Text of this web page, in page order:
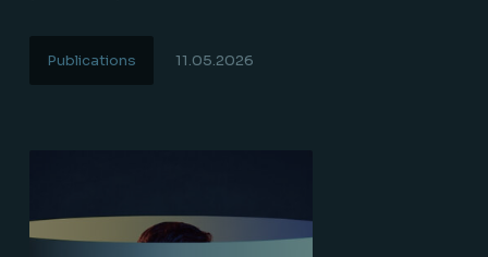
Publications 11.05.2026